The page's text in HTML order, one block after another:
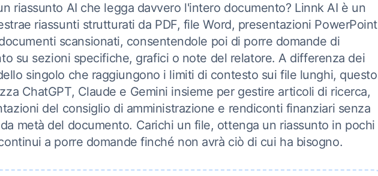
riassunto AI che legga davvero l'intero documento? Linnk AI è un
riassunti strutturati da PDF, file Word, presentazioni PowerPoint
scansionati, consentendole poi di porre domande di
su sezioni specifiche, grafici o note del relatore. A differenza dei
singolo che raggiungono i limiti di contesto sui file lunghi, questo
ChatGPT, Claude e Gemini insieme per gestire articoli di ricerca,
del consiglio di amministrazione e rendiconti finanziari senza
metà del documento. Carichi un file, ottenga un riassunto in pochi
a porre domande finché non avrà ciò di cui ha bisogno.